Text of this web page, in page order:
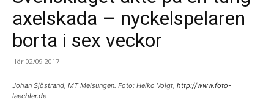
axelskada – nyckelspelaren
borta i sex veckor
lör 02/09 2017
Johan Sjöstrand, MT Melsungen. Foto: Heiko Voigt, http://www.foto-
laechler.de